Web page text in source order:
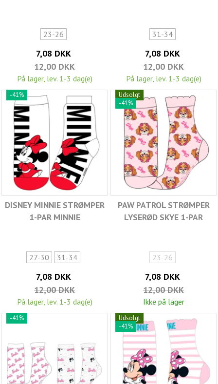
23-26
7,08 DKK
12,00 DKK
På lager, lev. 1-3 dag(e)
31-34
7,08 DKK
12,00 DKK
På lager, lev. 1-3 dag(e)
-41%
DISNEY MINNIE STRØMPER
1-PAR MINNIE
27-30 31-34
7,08 DKK
12,00 DKK
På lager, lev. 1-3 dag(e)
Udsolgt
-41%
PAW PATROL STRØMPER
LYSERØD SKYE 1-PAR
23-26
7,08 DKK
12,00 DKK
Ikke på lager
-41%
Udsolgt
-41%